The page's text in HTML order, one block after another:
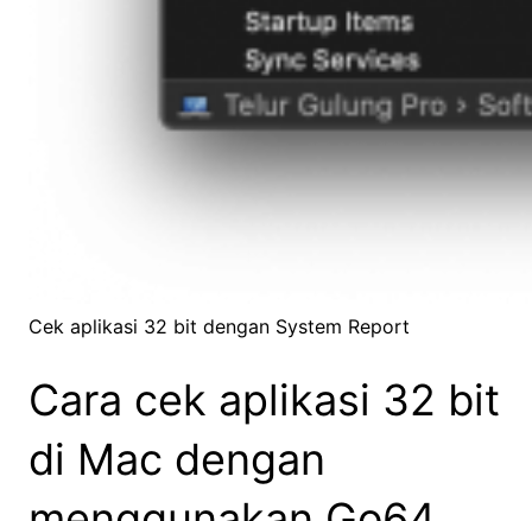
Cek aplikasi 32 bit dengan System Report
Cara cek aplikasi 32 bit
di Mac dengan